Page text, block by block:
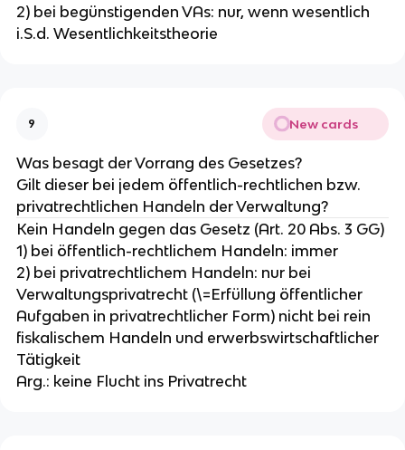
2) bei begünstigenden VAs: nur, wenn wesentlich
i.S.d. Wesentlichkeitstheorie
9 New cards
Was besagt der Vorrang des Gesetzes?
Gilt dieser bei jedem öffentlich-rechtlichen bzw.
privatrechtlichen Handeln der Verwaltung?
Kein Handeln gegen das Gesetz (Art. 20 Abs. 3 GG)
1) bei öffentlich-rechtlichem Handeln: immer
2) bei privatrechtlichem Handeln: nur bei
Verwaltungsprivatrecht (\=Erfüllung öffentlicher
Aufgaben in privatrechtlicher Form) nicht bei rein
fiskalischem Handeln und erwerbswirtschaftlicher
Tätigkeit
Arg.: keine Flucht ins Privatrecht